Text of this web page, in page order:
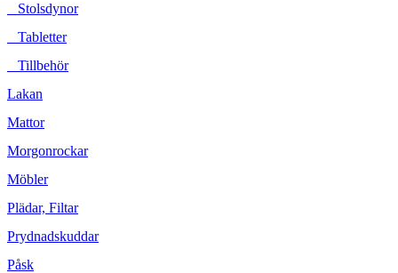
Stolsdynor
Tabletter
Tillbehör
Lakan
Mattor
Morgonrockar
Möbler
Plädar, Filtar
Prydnadskuddar
Påsk